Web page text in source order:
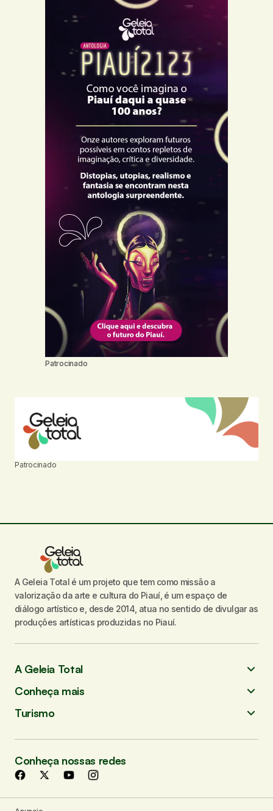
Patrocinado
Patrocinado
A Geleia Total é um projeto que tem como missão a
valorização da arte e cultura do Piauí, é um espaço de
diálogo artístico e, desde 2014, atua no sentido de divulgar as
produções artísticas produzidas no Piauí.
A Geleia Total
Conheça mais
Turismo
Conheça nossas redes